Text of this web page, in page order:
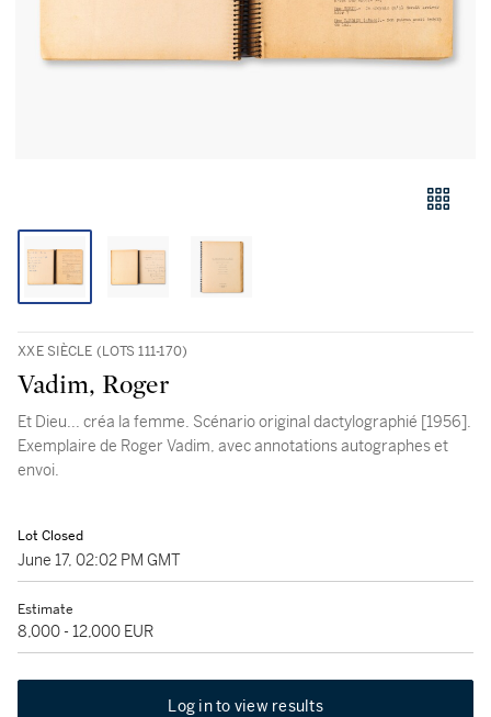
XXE SIÈCLE (LOTS 111-170)
Vadim, Roger
Et Dieu... créa la femme. Scénario original dactylographié [1956].
Exemplaire de Roger Vadim, avec annotations autographes et
envoi.
Lot Closed
June 17, 02:02 PM GMT
Estimate
8,000 - 12,000 EUR
Log in to view results